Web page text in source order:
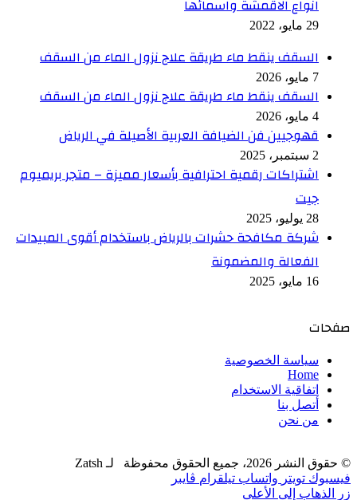
انواع الاقمشة واسمائها
29 مايو، 2022
السقف ينقط ماء طريقة علاج نزول الماء من السقف
7 مايو، 2026
السقف ينقط ماء طريقة علاج نزول الماء من السقف
4 مايو، 2026
قهوجيين فن الضيافة العربية الأصيلة في الرياض
2 سبتمبر، 2025
اشتراكات رقمية احترافية بأسعار مميزة – متجر بريميوم
جيت
28 يوليو، 2025
شركة مكافحة حشرات بالرياض باستخدام أقوى المبيدات
الفعالة والمضمونة
16 مايو، 2025
صفحات
سياسة الخصوصية
Home
اتفاقية الاستخدام
أتصل بنا
من نحن
© حقوق النشر 2026، جميع الحقوق محفوظة لـ Zatsh
فيسبوك تويتر واتساب تيلقرام ڤايبر
زر الذهاب إلى الأعلى